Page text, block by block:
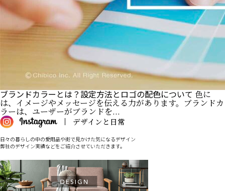
ブランドカラーとは？設定方法とロゴの配色について色に
は、イメージやメッセージを伝える力があります。ブランドカ
ラーは、ユーザーがブランドを...
日々の暮らしの中の愛用品や街で見かけた気になるデザイン
弊社のデザイン実績などをご紹介させていただきます。